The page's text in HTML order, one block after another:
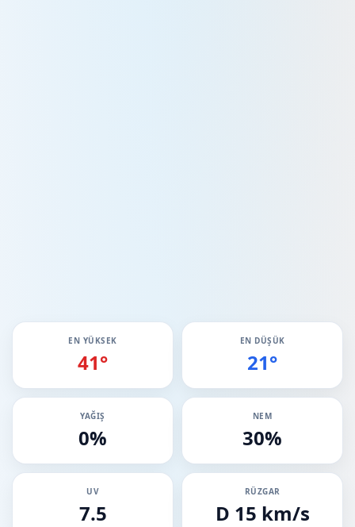
EN YÜKSEK
41°
EN DÜŞÜK
21°
YAĞIŞ
0%
NEM
30%
UV
7.5
RÜZGAR
D 15 km/s